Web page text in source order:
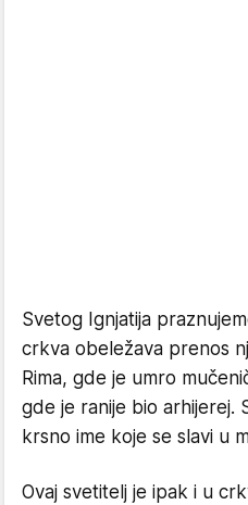
Svetog Ignjatija
crkva obeležava prenos
Rima, gde je umro
gde je ranije bio arhijerej.
krsno ime koje se slavi u
Ovaj svetitelj je ipak i u